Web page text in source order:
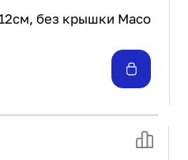
без крышки Maco